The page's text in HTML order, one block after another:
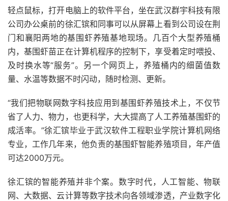
轻点鼠标，打开电脑上的软件平台，坐在武汉群宇科技有限
公司办公桌前的徐汇镔和同事可以从屏幕上看到公司设在荆
门和襄阳两地的基围虾养殖基地现场。几百个大型养殖桶
内，基围虾苗正在计算机程序的控制下，享受着定时喂投、
及时换水等“服务”。另一个网页上，养殖桶内的细菌值数
量、水温等数据不时闪动，随时检测、更新。
“我们把物联网数字科技应用到基围虾养殖技术上，不仅节
省了人力、物力，也更科学，大大提高了人工养殖基围虾的
成活率。”徐汇镔毕业于武汉软件工程职业学院计算机网络
专业，工作几年来，他负责的基围虾智能养殖项目，年产值
可达2000万元。
徐汇镔的智能养殖并非个案。数字时代，人工智能、物联
网、大数据、云计算等数字技术向各领域渗透，产业数字化